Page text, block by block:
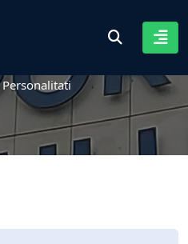
Personalitati